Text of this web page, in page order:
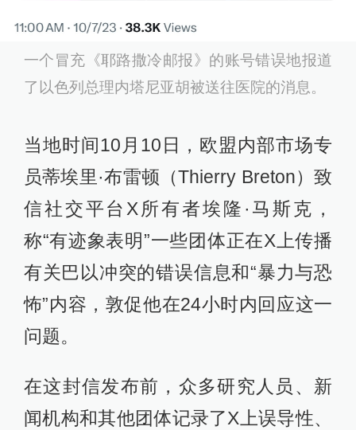
一个冒充《耶路撒冷邮报》的账号错误地报道
了以色列总理内塔尼亚胡被送往医院的消息。
当地时间10月10日，欧盟内部市场专
员蒂埃里·布雷顿（Thierry Breton）致
信社交平台X所有者埃隆·马斯克，
称“有迹象表明”一些团体正在X上传播
有关巴以冲突的错误信息和“暴力与恐
怖”内容，敦促他在24小时内回应这一
问题。
在这封信发布前，众多研究人员、新
闻机构和其他团体记录了X上误导性、